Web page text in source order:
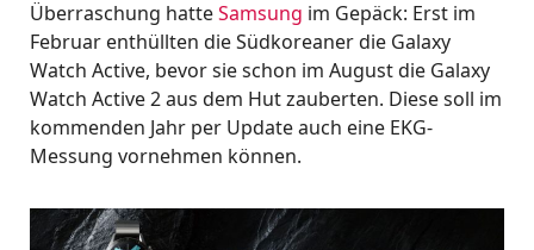
Überraschung hatteSamsung im Gepäck: Erst im
Februar enthüllten die Südkoreaner die Galaxy
Watch Active, bevor sie schon im August die Galaxy
Watch Active 2 aus dem Hut zauberten. Diese soll im
kommenden Jahr per Update auch eine EKG-
Messung vornehmen können.